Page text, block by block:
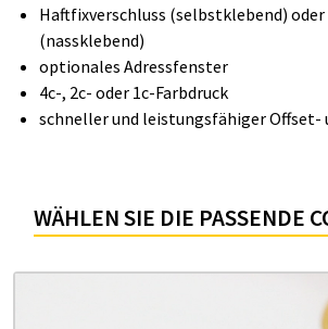
Haftfixverschluss (selbstklebend)
(nassklebend)
optionales Adressfenster
4c-, 2c- oder 1c-Farbdruck
schneller und leistungsfähiger Offset-
WÄHLEN SIE DIE PASSENDE